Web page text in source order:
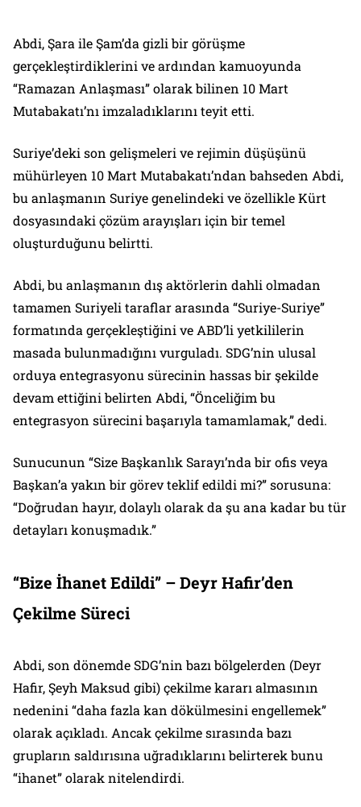
Abdi, Şara ile Şam’da gizli bir görüşme
gerçekleştirdiklerini ve ardından kamuoyunda
“Ramazan Anlaşması” olarak bilinen 10 Mart
Mutabakatı’nı imzaladıklarını teyit etti.
Suriye’deki son gelişmeleri ve rejimin düşüşünü
mühürleyen 10 Mart Mutabakatı’ndan bahseden Abdi,
bu anlaşmanın Suriye genelindeki ve özellikle Kürt
dosyasındaki çözüm arayışları için bir temel
oluşturduğunu belirtti.
Abdi, bu anlaşmanın dış aktörlerin dahli olmadan
tamamen Suriyeli taraflar arasında “Suriye-Suriye”
formatında gerçekleştiğini ve ABD’li yetkililerin
masada bulunmadığını vurguladı. SDG’nin ulusal
orduya entegrasyonu sürecinin hassas bir şekilde
devam ettiğini belirten Abdi, “Önceliğim bu
entegrasyon sürecini başarıyla tamamlamak,” dedi.
Sunucunun “Size Başkanlık Sarayı’nda bir ofis veya
Başkan’a yakın bir görev teklif edildi mi?” sorusuna:
“Doğrudan hayır, dolaylı olarak da şu ana kadar bu tür
detayları konuşmadık.”
“Bize İhanet Edildi” – Deyr Hafir’den
Çekilme Süreci
Abdi, son dönemde SDG’nin bazı bölgelerden (Deyr
Hafir, Şeyh Maksud gibi) çekilme kararı almasının
nedenini “daha fazla kan dökülmesini engellemek”
olarak açıkladı. Ancak çekilme sırasında bazı
grupların saldırısına uğradıklarını belirterek bunu
“ihanet” olarak nitelendirdi.